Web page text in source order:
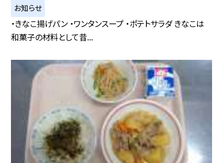
お知らせ
・きなこ揚げパン ・ワンタンスープ ・ポテトサラダ きなこは
和菓子の材料として昔...